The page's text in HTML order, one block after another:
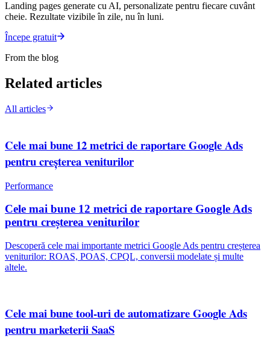
Landing pages generate cu AI, personalizate pentru fiecare cuvânt
cheie. Rezultate vizibile în zile, nu în luni.
Începe gratuit
From the blog
Related articles
All articles
Cele mai bune 12 metrici de raportare Google Ads
pentru creșterea veniturilor
Performance
Cele mai bune 12 metrici de raportare Google Ads
pentru creșterea veniturilor
Descoperă cele mai importante metrici Google Ads pentru creșterea
veniturilor: ROAS, POAS, CPQL, conversii modelate și multe
altele.
Cele mai bune tool-uri de automatizare Google Ads
pentru marketerii SaaS